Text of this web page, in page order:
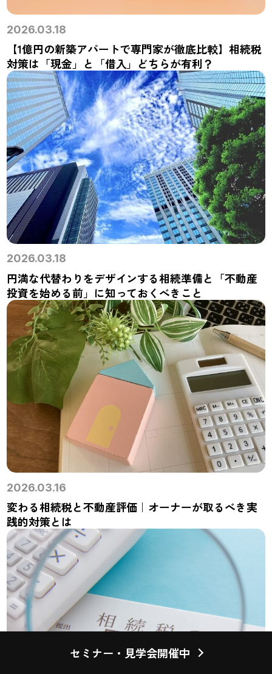
2026.03.18
【1億円の新築アパートで専門家が徹底比較】相続税
対策は「現金」と「借入」どちらが有利？
2026.03.18
円満な代替わりをデザインする相続準備と「不動産
投資を始める前」に知っておくべきこと
2026.03.16
変わる相続税と不動産評価｜オーナーが取るべき実
践的対策とは
セミナー・見学会開催中